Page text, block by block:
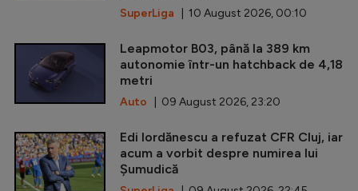
SuperLiga | 10 August 2026, 00:10
Leapmotor B03, până la 389 km
autonomie într-un hatchback de 4,18
metri
Auto | 09 August 2026, 23:20
Edi Iordănescu a refuzat CFR Cluj, iar
acum a vorbit despre numirea lui
Șumudică